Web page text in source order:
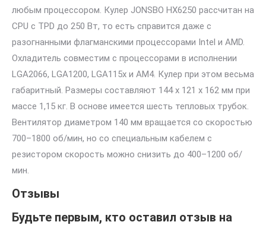
любым процессором. Кулер JONSBO HX6250 рассчитан на
CPU с TPD до 250 Вт, то есть справится даже с
разогнанными флагманскими процессорами Intel и AMD.
Охладитель совместим с процессорами в исполнении
LGA2066, LGA1200, LGA115x и AM4. Кулер при этом весьма
габаритный. Размеры составляют 144 х 121 х 162 мм при
массе 1,15 кг. В основе имеется шесть тепловых трубок.
Вентилятор диаметром 140 мм вращается со скоростью
700–1800 об/мин, но со специальным кабелем с
резистором скорость можно снизить до 400–1200 об/
мин.
Отзывы
Будьте первым, кто оставил отзыв на